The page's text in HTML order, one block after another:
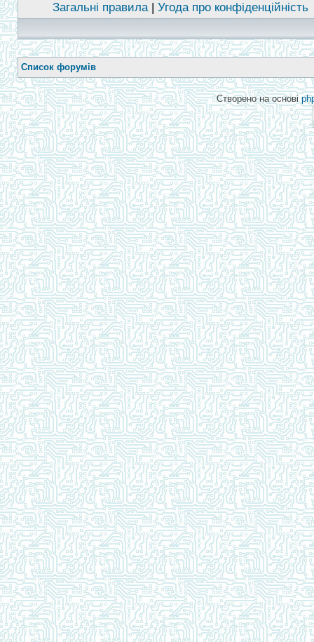
Загальні правила| Угода про конфіденційність
Список форумів
Створено на основі